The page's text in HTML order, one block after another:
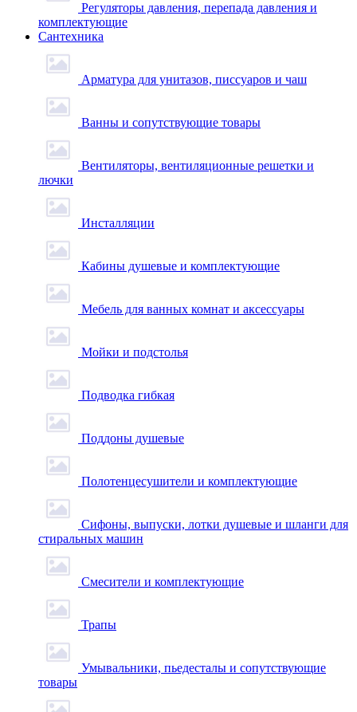
Регуляторы давления, перепада давления и
комплектующие
Сантехника
Арматура для унитазов, писсуаров и чаш
Ванны и сопутствующие товары
Вентиляторы, вентиляционные решетки и
лючки
Инсталляции
Кабины душевые и комплектующие
Мебель для ванных комнат и аксессуары
Мойки и подстолья
Подводка гибкая
Поддоны душевые
Полотенцесушители и комплектующие
Сифоны, выпуски, лотки душевые и шланги для
стиральных машин
Смесители и комплектующие
Трапы
Умывальники, пьедесталы и сопутствующие
товары